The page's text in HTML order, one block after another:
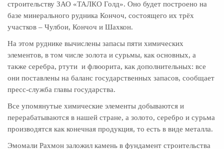
строительству ЗАО «ТАЛКО Голд». Оно будет построено на
базе минерального рудника Кончоч, состоящего их трёх
участков – Чулбои, Кончоч и Шахкон.
На этом руднике вычислены запасы пяти химических
элементов, в том числе золота и сурьмы, как основных, а
также серебра, ртути и флюорита, как дополнительных: все
они поставлены на баланс государственных запасов, сообщает
пресс-служба главы государства.
Все упомянутые химические элементы добываются и
перерабатываются в нашей стране, а золото, серебро и сурьма
производятся как конечная продукция, то есть в виде металла.
Эмомали Рахмон заложил камень в фундамент строительства